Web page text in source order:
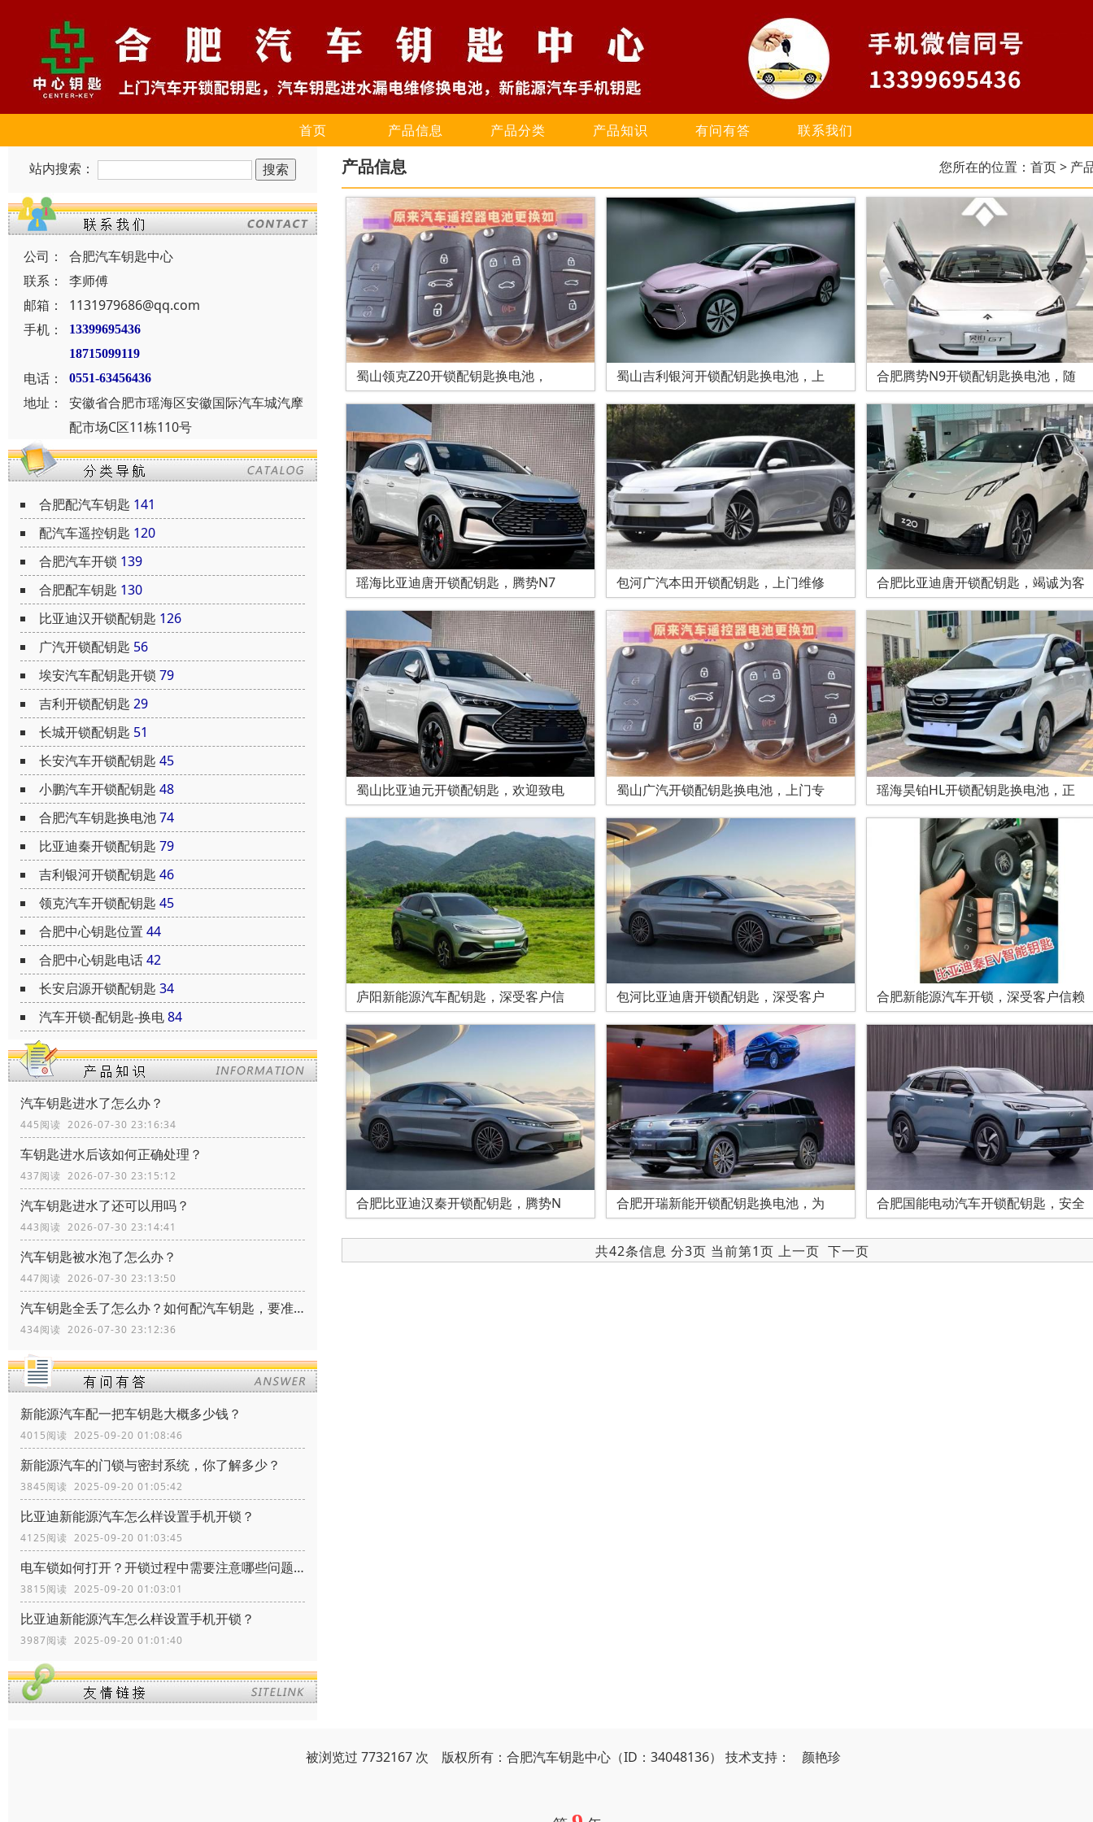
首页 产品信息 产品分类 产品知识 有问有答 联系我们
站内搜索：
公司：
合肥汽车钥匙中心
联系：
李师傅
邮箱：
1131979686@qq.com
手机：
13399695436
18715099119
电话： 0551-63456436
地址：
安徽省合肥市瑶海区安徽国际汽车城汽摩
配市场C区11栋110号
合肥配汽车钥匙 141
配汽车遥控钥匙 120
合肥汽车开锁 139
合肥配车钥匙 130
比亚迪汉开锁配钥匙 126
广汽开锁配钥匙 56
埃安汽车配钥匙开锁 79
吉利开锁配钥匙 29
长城开锁配钥匙 51
长安汽车开锁配钥匙 45
小鹏汽车开锁配钥匙 48
合肥汽车钥匙换电池74
比亚迪秦开锁配钥匙 79
吉利银河开锁配钥匙 46
领克汽车开锁配钥匙 45
合肥中心钥匙位置 44
合肥中心钥匙电话42
长安启源开锁配钥匙 34
汽车开锁-配钥匙-换电84
汽车钥匙进水了怎么办？
445阅读 2026-07-30 23:16:34
车钥匙进水后该如何正确处理？
437阅读 2026-07-30 23:15:12
汽车钥匙进水了还可以用吗？
443阅读 2026-07-30 23:14:41
汽车钥匙被水泡了怎么办？
447阅读 2026-07-30 23:13:50
汽车钥匙全丢了怎么办？如何配汽车钥匙，要准备什么资料？
434阅读 2026-07-30 23:12:36
新能源汽车配一把车钥匙大概多少钱？
4015阅读 2025-09-20 01:08:46
新能源汽车的门锁与密封系统，你了解多少？
3845阅读 2025-09-20 01:05:42
比亚迪新能源汽车怎么样设置手机开锁？
4125阅读 2025-09-20 01:03:45
电车锁如何打开？开锁过程中需要注意哪些问题？
3815阅读 2025-09-20 01:03:01
比亚迪新能源汽车怎么样设置手机开锁？
3987阅读 2025-09-20 01:01:40
产品信息 您所在的位置： 首页> 产
蜀山领克Z20开锁配钥匙换电池， 蜀山吉利银河开锁配钥匙换电池，上 合肥腾势N9开锁配钥匙换电池，随
瑶海比亚迪唐开锁配钥匙，腾势N7 包河广汽本田开锁配钥匙，上门维修 合肥比亚迪唐开锁配钥匙，竭诚为客
蜀山比亚迪元开锁配钥匙，欢迎致电 蜀山广汽开锁配钥匙换电池，上门专 瑶海昊铂HL开锁配钥匙换电池，正
庐阳新能源汽车配钥匙，深受客户信 包河比亚迪唐开锁配钥匙，深受客户 合肥新能源汽车开锁，深受客户信赖
合肥比亚迪汉秦开锁配钥匙，腾势N 合肥开瑞新能开锁配钥匙换电池，为 合肥国能电动汽车开锁配钥匙，安全
共42条信息 分3页 当前第1页 上一页 下一页
被浏览过 7732167 次 版权所有：合肥汽车钥匙中心（ID：34048136） 技术支持 ： 颜艳珍